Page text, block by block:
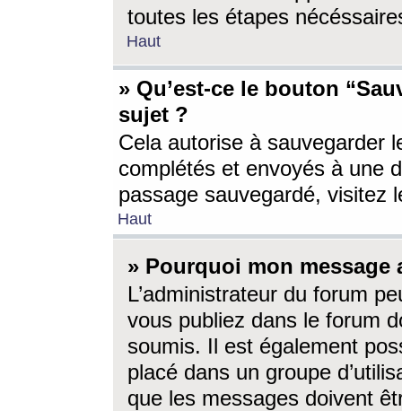
toutes les étapes
Haut
» Qu’est-ce le bouton
sujet ?
Cela autorise à sauvegarder
complétés et envoyés à une
passage sauvegardé, visitez
Haut
» Pourquoi mon message
L’administrateur du forum
vous publiez dans le forum
soumis. Il est également
placé dans un groupe
que les messages doivent